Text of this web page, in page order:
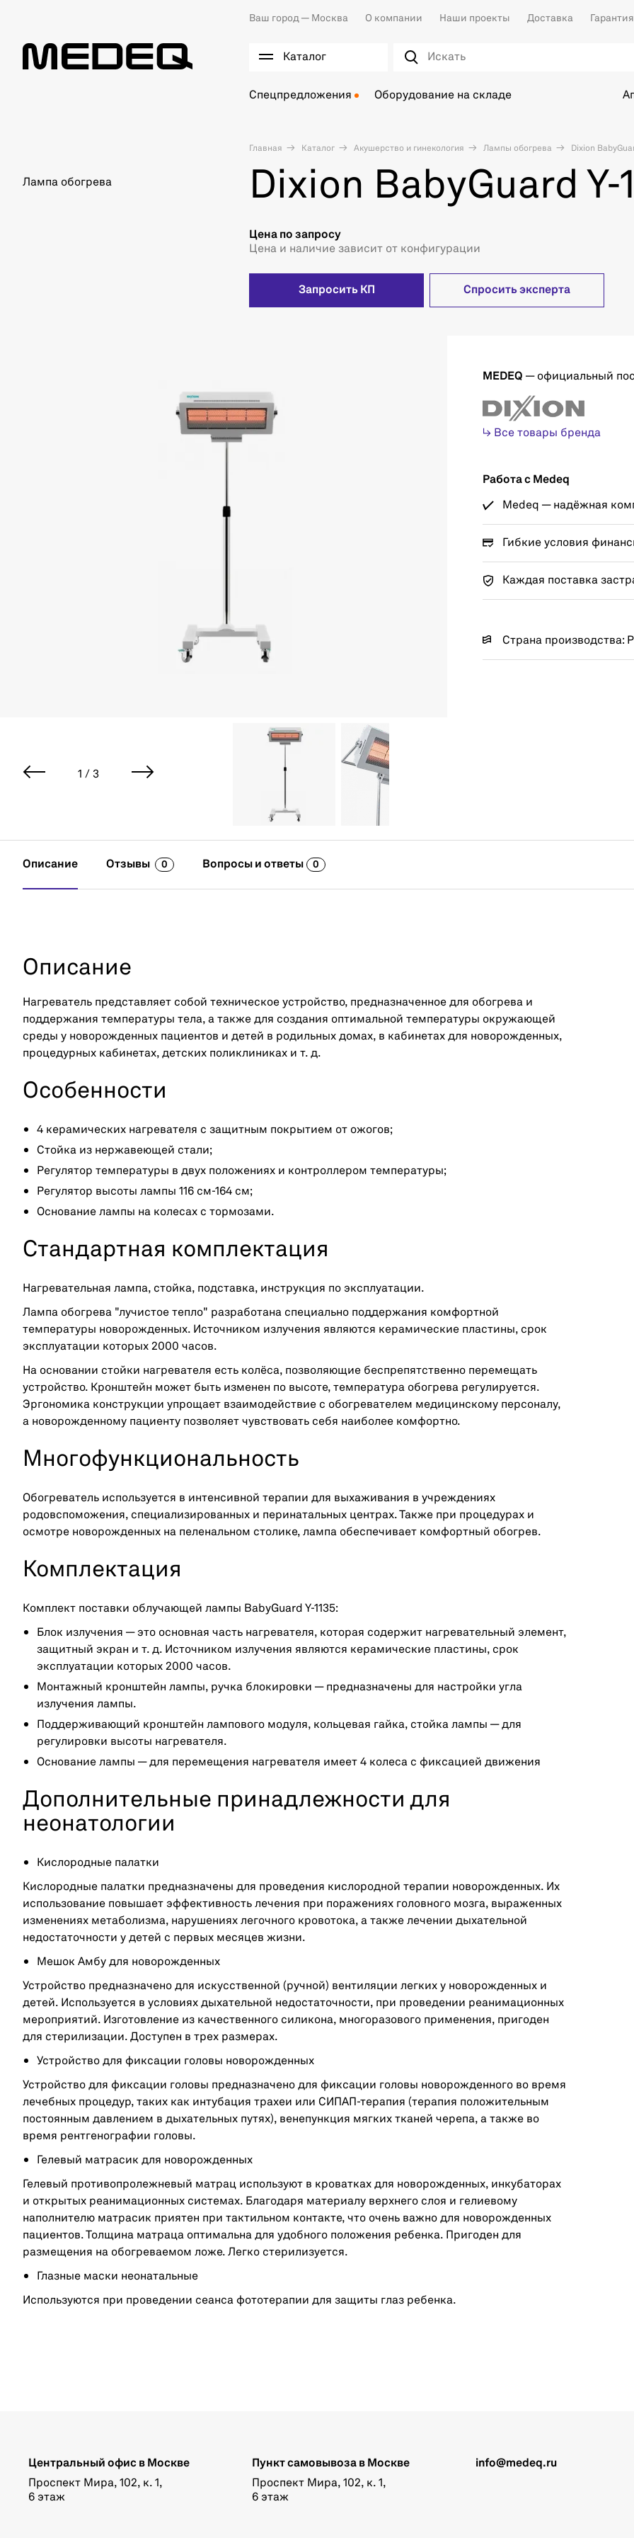
Ваш город — Москва О компании Наши проекты Доставка Гарантия
Каталог
Спецпредложения Оборудование на складе
Главная Каталог Акушерство и гинекология Лампы обогрева Dixion
Лампа обогрева Dixion BabyGuard Y-
Цена по запросу
Цена и наличие зависит от конфигурации
Запросить КП Спросить эксперта
1 / 3
MEDEQ — официальный
↳ Все товары бренда
Работа с Medeq
Medeq — надёжная
Гибкие условия
Каждая поставка
Страна производства:
Описание Отзывы 0 Вопросы и ответы 0
Описание
Нагреватель представляет собой техническое устройство, предназначенное для обогрева и
поддержания температуры тела, а также для создания оптимальной температуры окружающей
среды у новорожденных пациентов и детей в родильных домах, в кабинетах для новорожденных,
процедурных кабинетах, детских поликлиниках и т. д.
Особенности
4 керамических нагревателя с защитным покрытием от ожогов;
Стойка из нержавеющей стали;
Регулятор температуры в двух положениях и контроллером температуры;
Регулятор высоты лампы 116 см-164 см;
Основание лампы на колесах с тормозами.
Стандартная комплектация
Нагревательная лампа, стойка, подставка, инструкция по эксплуатации.
Лампа обогрева "лучистое тепло" разработана специально поддержания комфортной
температуры новорожденных. Источником излучения являются керамические пластины, срок
эксплуатации которых 2000 часов.
На основании стойки нагревателя есть колёса, позволяющие беспрепятственно перемещать
устройство. Кронштейн может быть изменен по высоте, температура обогрева регулируется.
Эргономика конструкции упрощает взаимодействие с обогревателем медицинскому персоналу,
а новорожденному пациенту позволяет чувствовать себя наиболее комфортно.
Многофункциональность
Обогреватель используется в интенсивной терапии для выхаживания в учреждениях
родовспоможения, специализированных и перинатальных центрах. Также при процедурах и
осмотре новорожденных на пеленальном столике, лампа обеспечивает комфортный обогрев.
Комплектация
Комплект поставки облучающей лампы BabyGuard Y-1135:
Блок излучения — это основная часть нагревателя, которая содержит нагревательный элемент,
защитный экран и т. д. Источником излучения являются керамические пластины, срок
эксплуатации которых 2000 часов.
Монтажный кронштейн лампы, ручка блокировки — предназначены для настройки угла
излучения лампы.
Поддерживающий кронштейн лампового модуля, кольцевая гайка, стойка лампы — для
регулировки высоты нагревателя.
Основание лампы — для перемещения нагревателя имеет 4 колеса с фиксацией движения
Дополнительные принадлежности для
неонатологии
Кислородные палатки
Кислородные палатки предназначены для проведения кислородной терапии новорожденных. Их
использование повышает эффективность лечения при поражениях головного мозга, выраженных
изменениях метаболизма, нарушениях легочного кровотока, а также лечении дыхательной
недостаточности у детей с первых месяцев жизни.
Мешок Амбу для новорожденных
Устройство предназначено для искусственной (ручной) вентиляции легких у новорожденных и
детей. Используется в условиях дыхательной недостаточности, при проведении реанимационных
мероприятий. Изготовление из качественного силикона, многоразового применения, пригоден
для стерилизации. Доступен в трех размерах.
Устройство для фиксации головы новорожденных
Устройство для фиксации головы предназначено для фиксации головы новорожденного во время
лечебных процедур, таких как интубация трахеи или СИПАП-терапия (терапия положительным
постоянным давлением в дыхательных путях), венепункция мягких тканей черепа, а также во
время рентгенографии головы.
Гелевый матрасик для новорожденных
Гелевый противопролежневый матрац используют в кроватках для новорожденных, инкубаторах
и открытых реанимационных системах. Благодаря материалу верхнего слоя и гелиевому
наполнителю матрасик приятен при тактильном контакте, что очень важно для новорожденных
пациентов. Толщина матраца оптимальна для удобного положения ребенка. Пригоден для
размещения на обогреваемом ложе. Легко стерилизуется.
Глазные маски неонатальные
Используются при проведении сеанса фототерапии для защиты глаз ребенка.
info@medeq.ru
Центральный офис в Москве
Проспект Мира, 102, к. 1,
6 этаж
Пункт самовывоза в Москве
Проспект Мира, 102, к. 1,
6 этаж